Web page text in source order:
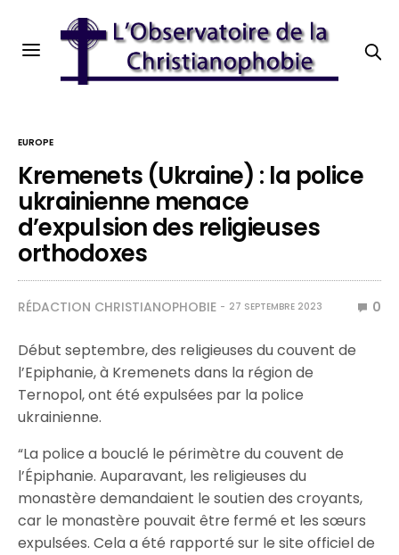
EUROPE
Kremenets (Ukraine) : la police
ukrainienne menace
d’expulsion des religieuses
orthodoxes
RÉDACTION CHRISTIANOPHOBIE 27 SEPTEMBRE 2023 0
Début septembre, des religieuses du couvent de
l’Epiphanie, à Kremenets dans la région de
Ternopol, ont été expulsées par la police
ukrainienne.
“La police a bouclé le périmètre du couvent de
l’Épiphanie. Auparavant, les religieuses du
monastère demandaient le soutien des croyants,
car le monastère pouvait être fermé et les sœurs
expulsées. Cela a été rapporté sur le site officiel de